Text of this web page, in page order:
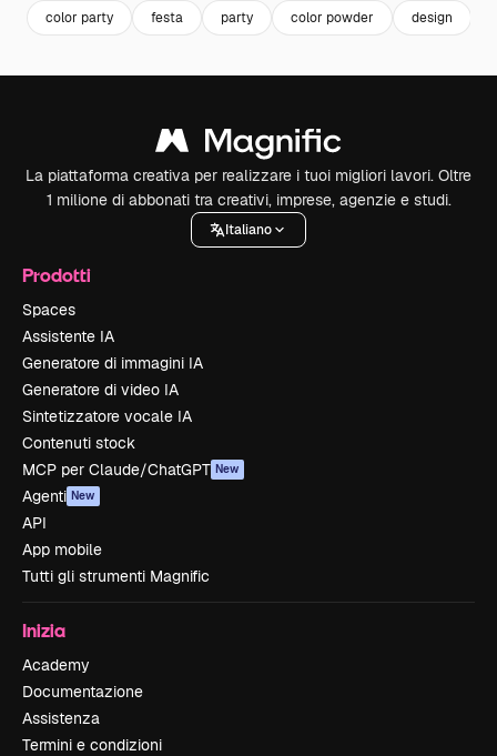
color party festa party color powder design
La piattaforma creativa per realizzare i tuoi migliori lavori. Oltre
1 milione di abbonati tra creativi, imprese, agenzie e studi.
Italiano
Prodotti
Spaces
Assistente IA
Generatore di immagini IA
Generatore di video IA
Sintetizzatore vocale IA
Contenuti stock
MCP per Claude/ChatGPT New
Agenti New
API
App mobile
Tutti gli strumenti Magnific
Inizia
Academy
Documentazione
Assistenza
Termini e condizioni